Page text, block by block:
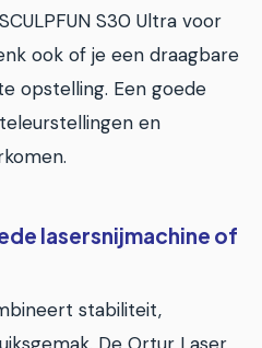
S30 Ultra voor
ook of je een draagbare
opstelling. Een goede
en
lasersnijmachine of
stabiliteit,